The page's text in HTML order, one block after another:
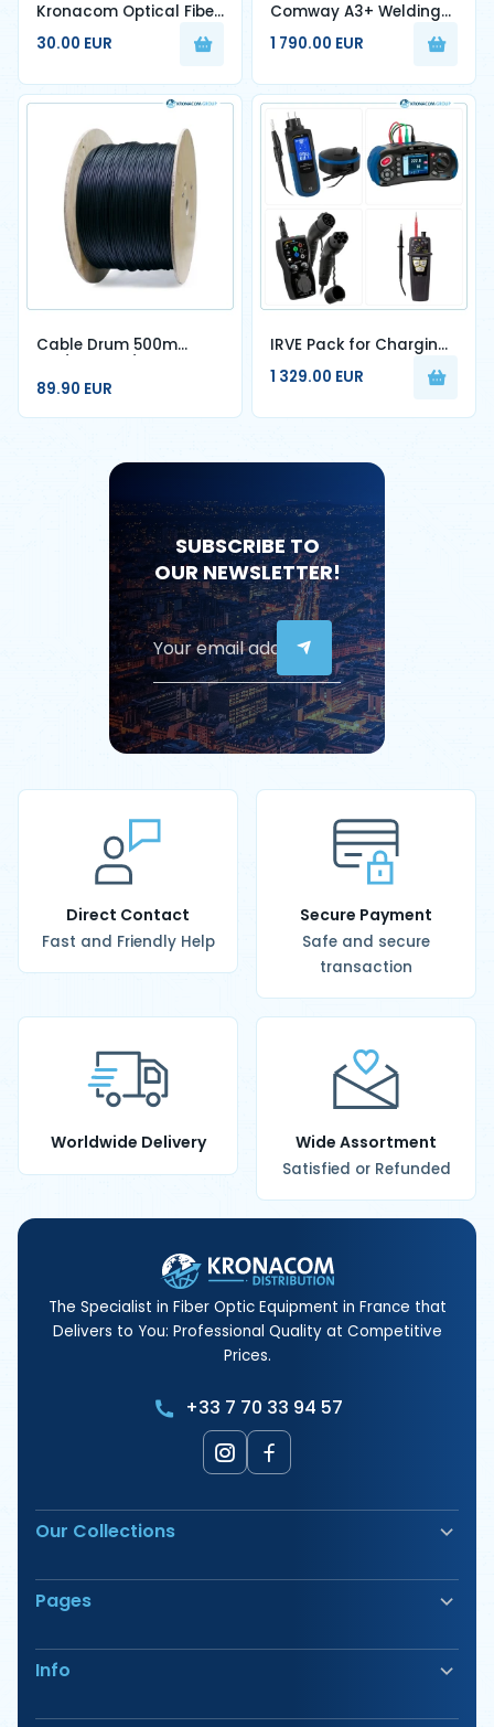
Kronacom Optical Fiber
Power Meter
30.00 EUR
Comway A3+ Welding
Machine
1 790.00 EUR
Cable Drum 500m
G657a2 - DIAM 4.6mm
89.90 EUR
IRVE Pack for Charging
Station Special
Qualifelec Certification
1 329.00 EUR
SUBSCRIBE TO
OUR NEWSLETTER!
Direct Contact
Fast and Friendly Help
Secure Payment
Safe and secure
transaction
Worldwide Delivery Wide Assortment
Satisfied or Refunded
The Specialist in Fiber Optic Equipment in France that
Delivers to You: Professional Quality at Competitive
Prices.
+33 7 70 33 94 57
Our Collections
Fiber Optic Fusion Splicer
Safety & Signage
Tools
Cable Pulling & Duct Rodder
Pages
Our Products
Our Offers
Info